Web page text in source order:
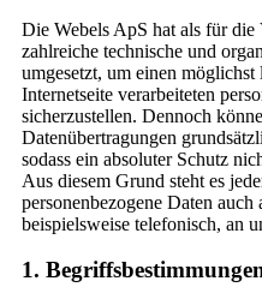
Die Webels ApS hat als für
zahlreiche technische und
umgesetzt, um einen
Internetseite verarbeiteten
sicherzustellen. Dennoch
Datenübertragungen
sodass ein absoluter Schutz
Aus diesem Grund steht es
personenbezogene Daten
beispielsweise telefonisch, an
1.